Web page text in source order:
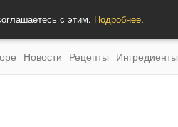
с этим. Подробнее.
Новости Рецепты Ингредиенты